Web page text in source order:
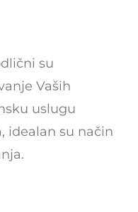
su
Vaših
uslugu
idealan su način